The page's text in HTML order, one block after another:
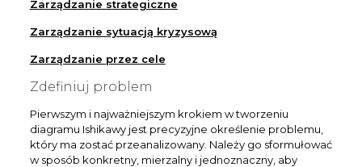
Zarządzanie strategiczne
Zarządzanie sytuacją kryzysową
Zarządzanie przez cele
Zdefiniuj problem
Pierwszym i najważniejszym krokiem w tworzeniu
diagramu Ishikawy jest precyzyjne określenie problemu,
który ma zostać przeanalizowany. Należy go sformułować
w sposób konkretny, mierzalny i jednoznaczny, aby